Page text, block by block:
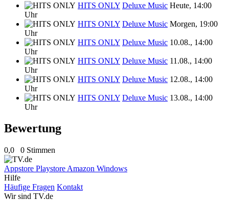
HITS ONLY Deluxe Music Heute, 14:00
Uhr
HITS ONLY Deluxe Music Morgen, 19:00
Uhr
HITS ONLY Deluxe Music 10.08., 14:00
Uhr
HITS ONLY Deluxe Music 11.08., 14:00
Uhr
HITS ONLY Deluxe Music 12.08., 14:00
Uhr
HITS ONLY Deluxe Music 13.08., 14:00
Uhr
Bewertung
0,0 0 Stimmen
Appstore Playstore Amazon Windows
Hilfe
Häufige Fragen Kontakt
Wir sind TV.de